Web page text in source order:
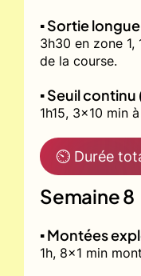
▪️ Sortie
3h30 en zone
de la course.
▪️ Seuil continu
1h15, 3x10 min
⏲ Durée
Semaine 8
▪️ Montées
1h, 8x1 min